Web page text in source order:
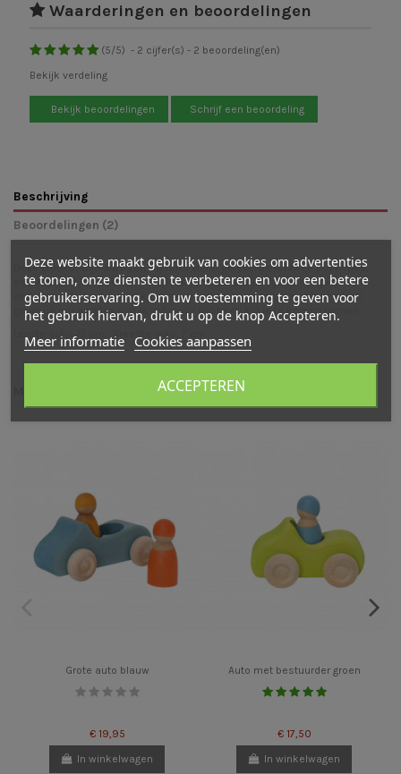
Waarderingen en beoordelingen
(5/5) - 2 cijfer(s) - 2 beoordeling(en)
Bekijk verdeling
Bekijk beoordelingen Schrijf een beoordeling
Beschrijving
Beoordelingen (2)
Deze grote oranje auto van Grimm's wordt geleverd met twee poppetjes,
een van licht hout en een van donker hout. De auto rijdt met zijn houten
wielen moeiteloos over elke ondergrond en de poppetjes stappen heel
graag uit om bij alles wat je gebouwd hebt een kijkje te komen nemen.
Mogelijk vind je ook leuk
Grote auto blauw
€ 19,95
In winkelwagen
Auto met bestuurder groen
€ 17,50
In winkelwagen
Deze website maakt gebruik van cookies om advertenties
te tonen, onze diensten te verbeteren en voor een betere
gebruikerservaring. Om uw toestemming te geven voor
het gebruik hiervan, drukt u op de knop Accepteren.
Meer informatie Cookies aanpassen
ACCEPTEREN